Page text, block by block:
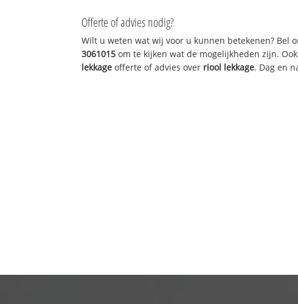
Offerte of advies nodig?
Wilt u weten wat wij voor u kunnen betekenen? Bel
3061015 om te kijken wat de mogelijkheden zijn.
lekkage offerte of advies over riool lekkage. Dag en